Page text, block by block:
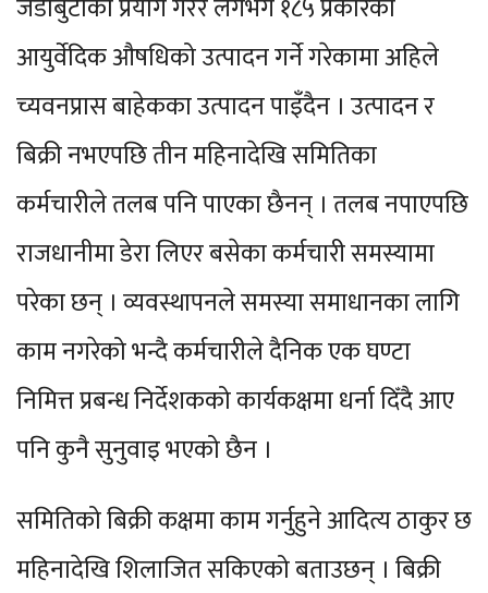
जडीबुटीको प्रयोग गरेर लगभग १८५ प्रकारका
आयुर्वेदिक औषधिको उत्पादन गर्ने गरेकामा अहिले
च्यवनप्रास बाहेकका उत्पादन पाइँदैन । उत्पादन र
बिक्री नभएपछि तीन महिनादेखि समितिका
कर्मचारीले तलब पनि पाएका छैनन् । तलब नपाएपछि
राजधानीमा डेरा लिएर बसेका कर्मचारी समस्यामा
परेका छन् । व्यवस्थापनले समस्या समाधानका लागि
काम नगरेको भन्दै कर्मचारीले दैनिक एक घण्टा
निमित्त प्रबन्ध निर्देशकको कार्यकक्षमा धर्ना दिँदै आए
पनि कुनै सुनुवाइ भएको छैन ।
समितिको बिक्री कक्षमा काम गर्नुहुने आदित्य ठाकुर छ
महिनादेखि शिलाजित सकिएको बताउछन् । बिक्री